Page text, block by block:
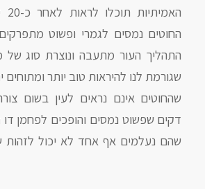
החוטים נמסים לגמרי ופשוט
התהליך העור מתעבה ונוצרת סוג של
שגורמת לנו להיראות טוב יותר
שהחוטים אינם נראים לעין בשום
דקים שפשוט נמסים והופכים לפחמן דו
שהם נעלמים אף אחד לא יכול